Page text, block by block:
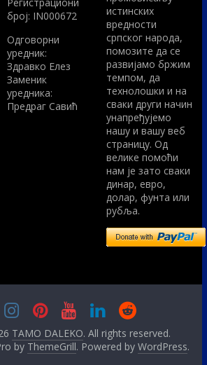
Регистрациони
број: IN000672
Одговорни
уредник:
Здравко Елез
Заменик
уредника:
Предраг Савић
истинских
вредности
српског народа,
помозите да се
развијамо бржим
темпом, да
технолошки и на
сваки други начин
унапређујемо
нашу и вашу веб
страницу. Од
велике помоћи
нам је зато сваки
динар, евро,
долар, фунта или
рубља.
TAMO DALEKO. All rights reserved.
by ThemeGrill. Powered byWordPress.